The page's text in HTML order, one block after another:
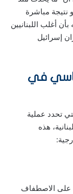
نتيجة مباشرة
أغلب اللبنانيين
إسرائيل
في
تحدد عملية
هذه
على الاصطفاف